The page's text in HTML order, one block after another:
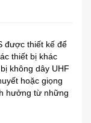
được thiết kế để
thiết bị khác
không dây UHF
hoặc giọng
hưởng từ những